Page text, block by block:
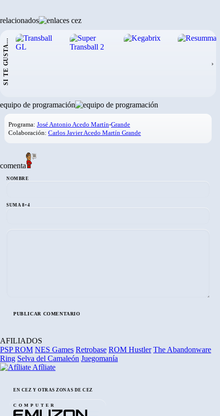
relacionados
SI TE GUSTA... ›
equipo de programación
Programa: José Antonio Acedo Martín-Grande
Colaboración: Carlos Javier Acedo Martín Grande
comenta
NOMBRE
SUMA 8+4
AFILIADOS
PSP ROM NES Games Retrobase ROM Hustler The Abandonware
Ring Selva del Camaleón Juegomanía
Afíliate
EN CEZ Y OTRAS ZONAS DE CEZ
COMPUTER